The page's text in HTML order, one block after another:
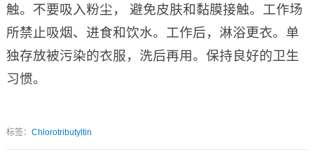
触。不要吸入粉尘， 避免皮肤和黏膜接触。工作场
所禁止吸烟、进食和饮水。工作后，淋浴更衣。单
独存放被污染的衣服，洗后再用。保持良好的卫生
习惯。
标签： Chlorotributyltin